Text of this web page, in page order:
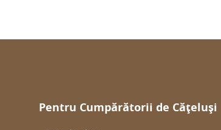
Pentru Cumpărătorii de Cățeluși